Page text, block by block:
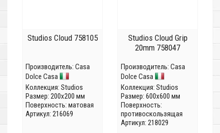
Studios Cloud 758105
Производитель: Casa
Dolce Casa
Коллекция: Studios
Размер: 200x200 мм
Поверхность: матовая
Артикул: 216069
Studios Cloud Grip
20mm 758047
Производитель: Casa
Dolce Casa
Коллекция: Studios
Размер: 600x600 мм
Поверхность:
противоскользящая
Артикул: 218029